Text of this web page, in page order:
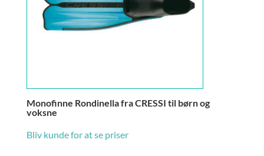
Monofinne Rondinella fra CRESSI til børn og
voksne
Bliv kunde for at se priser